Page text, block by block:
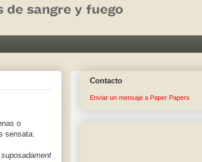
o
sensata:
Contacto
Enviar un mensaje a Paper Papers